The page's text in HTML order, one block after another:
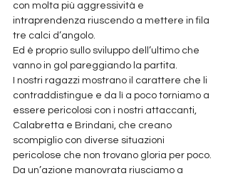
con molta più aggressività e
intraprendenza riuscendo a mettere in fila
tre calci d’angolo.
Ed è proprio sullo sviluppo dell’ultimo che
vanno in gol pareggiando la partita.
I nostri ragazzi mostrano il carattere che li
contraddistingue e da lì a poco torniamo a
essere pericolosi con i nostri attaccanti,
Calabretta e Brindani, che creano
scompiglio con diverse situazioni
pericolose che non trovano gloria per poco.
Da un’azione manovrata riusciamo a